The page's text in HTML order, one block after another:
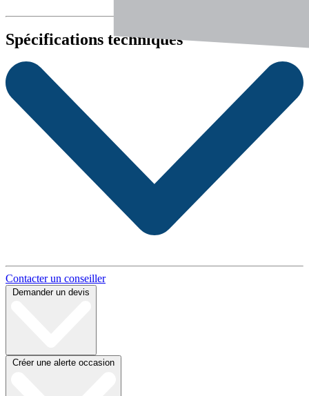
Spécifications techniques
Contacter un conseiller
Demander un devis
Créer une alerte occasion